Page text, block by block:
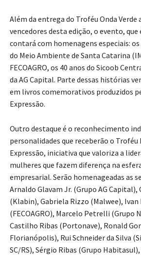
Além da entrega do Troféu Onda Verde
vencedores desta edição, o evento, que
contará com homenagens especiais:
do Meio Ambiente de Santa Catarina
FECOAGRO, os 40 anos do Sicoob
da AG Capital. Parte dessas histórias
em livros comemorativos produzidos
Expressão.
Outro destaque é o reconhecimento
personalidades que receberão o Troféu
Expressão, iniciativa que valoriza a
mulheres que fazem diferença na
empresarial. Serão homenageadas as
Arnaldo Glavam Jr. (Grupo AG
(Klabin), Gabriela Rizzo (Malwee), Ivan
(FECOAGRO), Marcelo Petrelli (Grupo
Castilho Ribas (Portonave), Ronald
Florianópolis), Rui Schneider da Silva
SC/RS), Sérgio Ribas (Grupo